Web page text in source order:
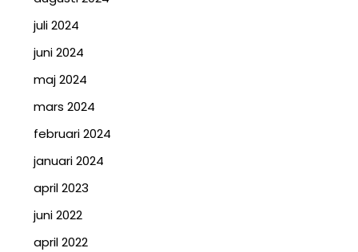
juli 2024
juni 2024
maj 2024
mars 2024
februari 2024
januari 2024
april 2023
juni 2022
april 2022